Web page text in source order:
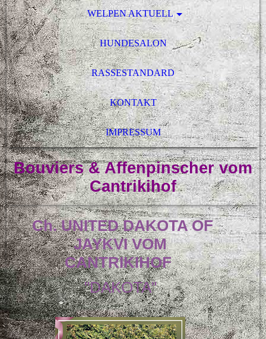
WELPEN AKTUELL
HUNDESALON
RASSESTANDARD
KONTAKT
IMPRESSUM
Bouviers & Affenpinscher vom
Cantrikihof
Ch. UNITED DAKOTA OF
JAYKVI VOM
CANTRIKIHOF
"DAKOTA"